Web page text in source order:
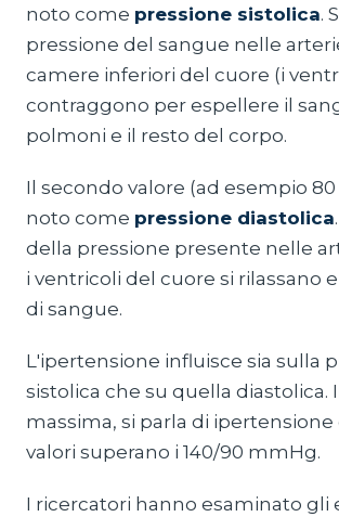
noto come pressione sistolica.
pressione del sangue nelle
camere inferiori del cuore (i
contraggono per espellere il
polmoni e il resto del corpo.
Il secondo valore (ad esempio
noto come pressione diastolica
della pressione presente nelle
i ventricoli del cuore si rilassano
di sangue.
L'ipertensione influisce sia sulla
sistolica che su quella diastolica.
massima, si parla di
valori superano i 140/90 mmHg.
I ricercatori hanno esaminato gli